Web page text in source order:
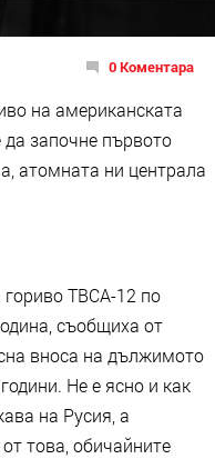
0 Коментара
на американската
да започне първото
атомната ни централа
гориво ТВСА-12 по
съобщиха от
вноса на дължимото
Не е ясно и как
на Русия, а
това, обичайните